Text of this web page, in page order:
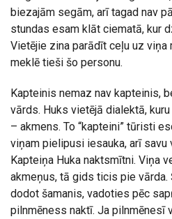
biezajām segām, arī tagad nav
stundas esam klāt ciematā, kur
Vietējie zina parādīt ceļu uz viņa
meklē tieši šo personu.
Kapteinis nemaz nav kapteinis,
vārds. Huks vietējā dialektā,
– akmens. To “kapteini” tūristi
viņam pielipusi iesauka, arī savu
Kapteiņa Huka naktsmītni. Viņa
akmeņus, tā gids ticis pie vārda.
dodot šamanis, vadoties pēc
pilnmēness naktī. Ja pilnmēnesī